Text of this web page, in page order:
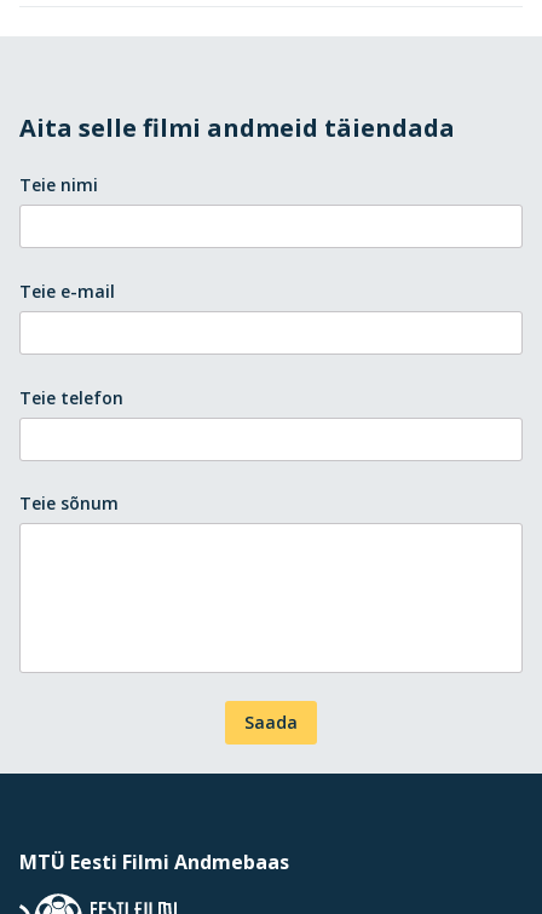
Aita selle filmi andmeid täiendada
Teie nimi
Teie e-mail
Teie telefon
Teie sõnum
Saada
MTÜ Eesti Filmi Andmebaas